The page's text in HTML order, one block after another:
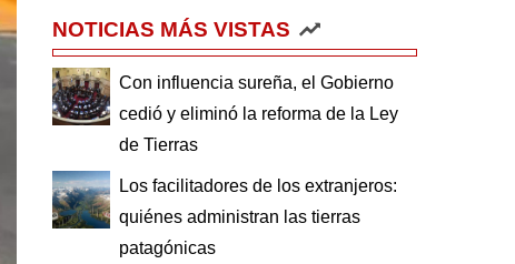
NOTICIAS MÁS VISTAS
Con influencia sureña, el Gobierno
cedió y eliminó la reforma de la Ley
de Tierras
Los facilitadores de los extranjeros:
quiénes administran las tierras
patagónicas